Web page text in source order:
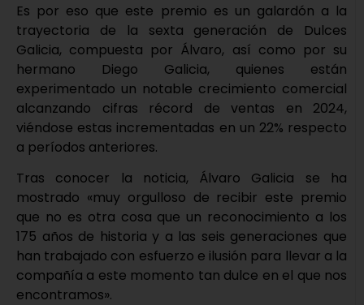
Es por eso que este premio es un galardón a la
trayectoria de la sexta generación de Dulces
Galicia, compuesta por Álvaro, así como por su
hermano Diego Galicia, quienes están
experimentado un notable crecimiento comercial
alcanzando cifras récord de ventas en 2024,
viéndose estas incrementadas en un 22% respecto
a períodos anteriores.
Tras conocer la noticia, Álvaro Galicia se ha
mostrado «muy orgulloso de recibir este premio
que no es otra cosa que un reconocimiento a los
175 años de historia y a las seis generaciones que
han trabajado con esfuerzo e ilusión para llevar a la
compañía a este momento tan dulce en el que nos
encontramos».